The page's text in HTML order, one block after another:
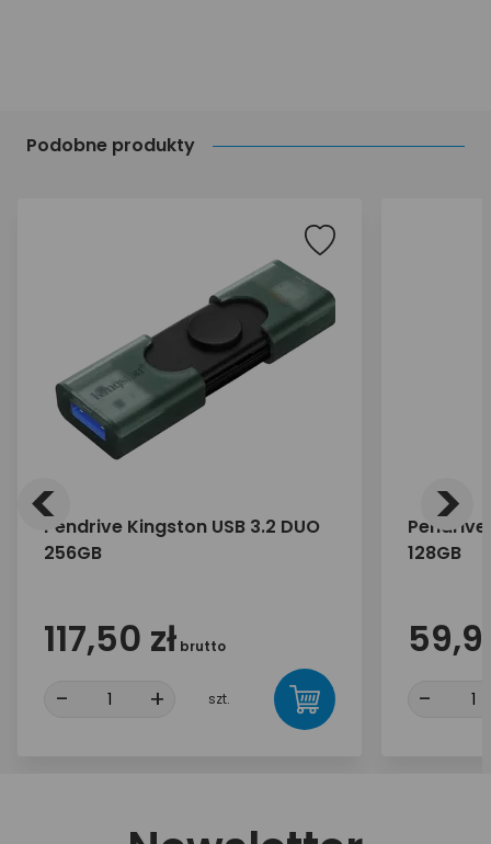
Podobne produkty
Pendrive Kingston USB 3.2 DUO
256GB
117,50 zł brutto
- + szt.
Pendrive
128GB
-
< >